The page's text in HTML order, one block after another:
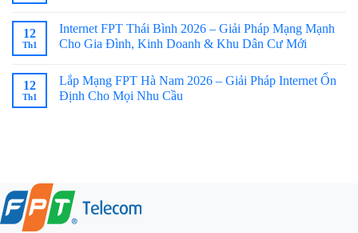
12
Th1
Internet FPT Thái Bình 2026 – Giải Pháp Mạng Mạnh
Cho Gia Đình, Kinh Doanh & Khu Dân Cư Mới
12
Th1
Lắp Mạng FPT Hà Nam 2026 – Giải Pháp Internet Ổn
Định Cho Mọi Nhu Cầu